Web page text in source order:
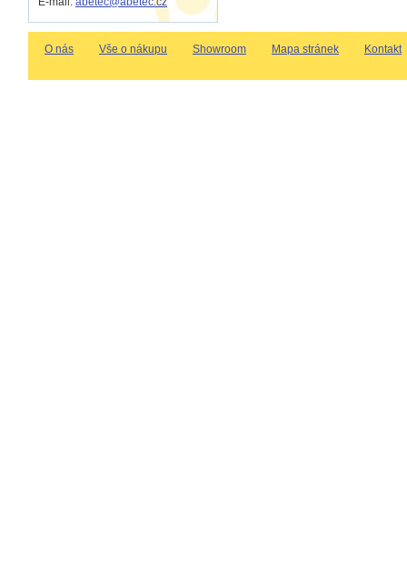
O nás Vše o nákupu Showroom Mapa stránek Kontakt